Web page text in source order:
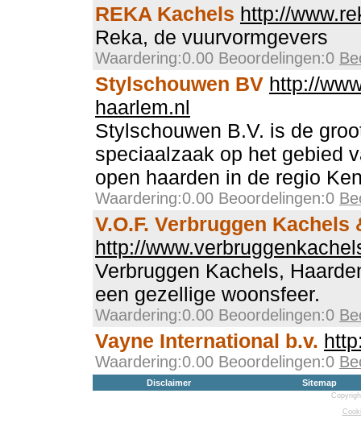
REKA Kachels http://
Reka, de vuurvormgevers
Waardering:0.00 Beoordelingen:0
Stylschouwen BV http://
haarlem.nl
Stylschouwen B.V. is de
speciaalzaak op het gebied
open haarden in de regio
Waardering:0.00 Beoordelingen:0
V.O.F. Verbruggen Kachels
http://
Verbruggen Kachels,
een gezellige woonsfeer.
Waardering:0.00 Beoordelingen:0
Vayne International b.v.
Waardering:0.00 Beoordelingen:0
Disclaimer Sitemap